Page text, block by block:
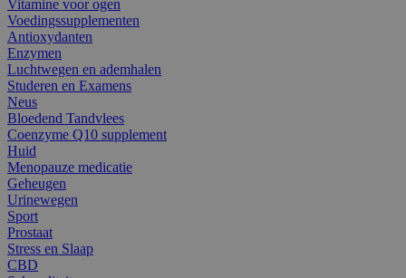
Vitamine voor ogen
Voedingssupplementen
Antioxydanten
Enzymen
Luchtwegen en ademhalen
Studeren en Examens
Neus
Bloedend Tandvlees
Coenzyme Q10 supplement
Huid
Menopauze medicatie
Geheugen
Urinewegen
Sport
Prostaat
Stress en Slaap
CBD